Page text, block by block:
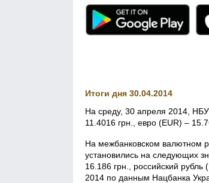
Итоги дня 30.04.2014
На среду, 30 апреля 2014,
11.4016 грн., евро (EUR) –
На межбанковском валютном
установились на следующих
16.186 грн., российский
2014 по данным Нацбанка